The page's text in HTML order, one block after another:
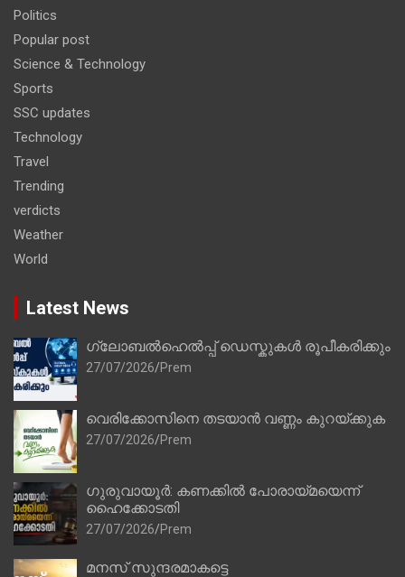
Politics
Popular post
Science & Technology
Sports
SSC updates
Technology
Travel
Trending
verdicts
Weather
World
Latest News
ഗ്ലോബൽഹെൽപ്പ് ഡെസ്കുകൾ രൂപീകരിക്കും
27/07/2026 Prem
വെരിക്കോസിനെ തടയാൻ വണ്ണം കുറയ്ക്കുക
27/07/2026 Prem
ഗുരുവായൂർ: കണക്കിൽ പോരായ്മയെന്ന്
ഹൈക്കോടതി
27/07/2026 Prem
മനസ് സുന്ദരമാകട്ടെ